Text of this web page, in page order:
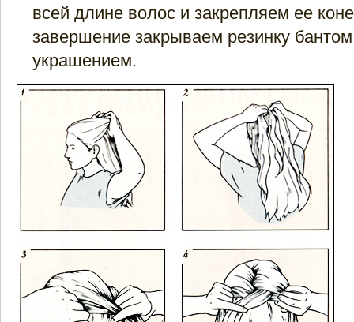
всей длине волос и закрепляем ее
завершение закрываем резинку
украшением.